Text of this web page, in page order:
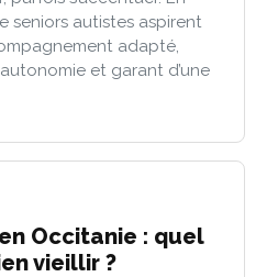
seniors autistes aspirent
adapté,
et garant d’une
Occitanie : quel
vieillir ?